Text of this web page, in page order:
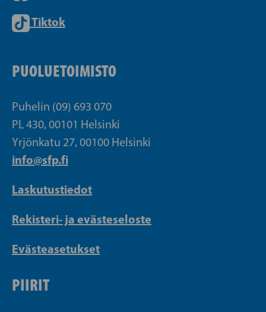
Tiktok
PUOLUETOIMISTO
Puhelin (09) 693 070
PL 430, 00101 Helsinki
Yrjönkatu 27, 00100 Helsinki
info@sfp.fi
Laskutustiedot
Rekisteri- ja evästeseloste
Evästeasetukset
PIIRIT